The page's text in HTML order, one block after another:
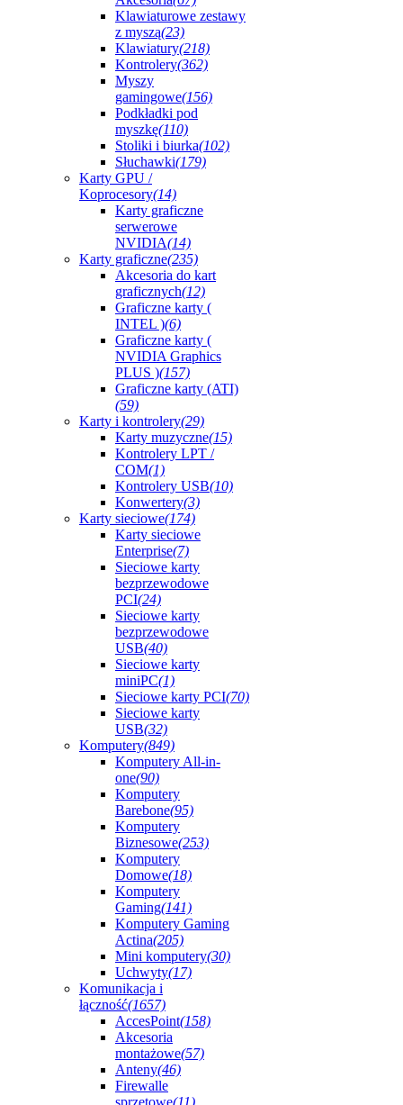
Klawiaturowe zestawy
z myszą(23)
Klawiatury(218)
Kontrolery(362)
Myszy
gamingowe(156)
Podkładki pod
myszkę(110)
Stoliki i biurka(102)
Słuchawki(179)
Karty GPU /
Koprocesory(14)
Karty graficzne
serwerowe
NVIDIA(14)
Karty graficzne(235)
Akcesoria do kart
graficznych(12)
Graficzne karty (
INTEL )(6)
Graficzne karty (
NVIDIA Graphics
PLUS )(157)
Graficzne karty (ATI)
(59)
Karty i kontrolery(29)
Karty muzyczne(15)
Kontrolery LPT /
COM(1)
Kontrolery USB(10)
Konwertery(3)
Karty sieciowe(174)
Karty sieciowe
Enterprise(7)
Sieciowe karty
bezprzewodowe
PCI(24)
Sieciowe karty
bezprzewodowe
USB(40)
Sieciowe karty
miniPC(1)
Sieciowe karty PCI(70)
Sieciowe karty
USB(32)
Komputery(849)
Komputery All-in-
one(90)
Komputery
Barebone(95)
Komputery
Biznesowe(253)
Komputery
Domowe(18)
Komputery
Gaming(141)
Komputery Gaming
Actina(205)
Mini komputery(30)
Uchwyty(17)
Komunikacja i
łączność(1657)
AccesPoint(158)
Akcesoria
montażowe(57)
Anteny(46)
Firewalle
sprzętowe(11)